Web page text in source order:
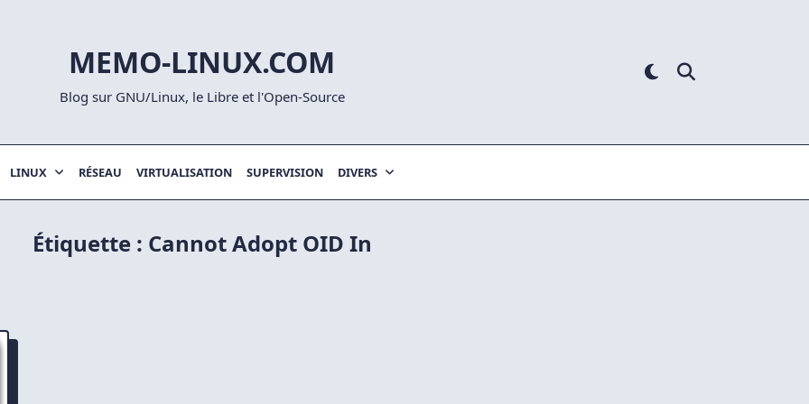
MEMO-LINUX.COM
Blog sur GNU/Linux, le Libre et l'Open-Source
LINUX RÉSEAU VIRTUALISATION SUPERVISION DIVERS
Étiquette : Cannot Adopt OID In